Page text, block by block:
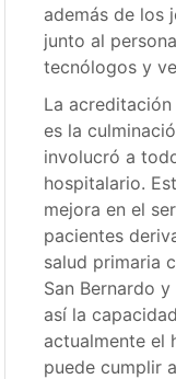
además de los
junto al
tecnólogos y
La
es la
involucró a
hospitalario.
mejora en el
pacientes
salud primaria
San Bernardo
así la
actualmente el
puede cumplir